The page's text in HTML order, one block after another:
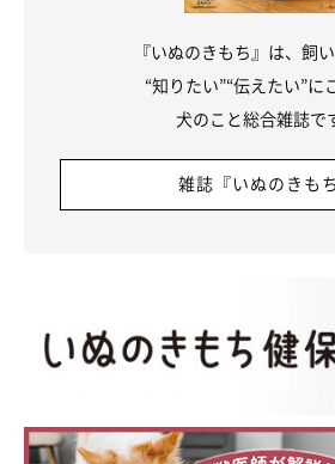
『いぬのきもち』は、飼
“知りたい”“伝えたい”に
犬のこと総合雑誌で
雑誌『いぬのきもち